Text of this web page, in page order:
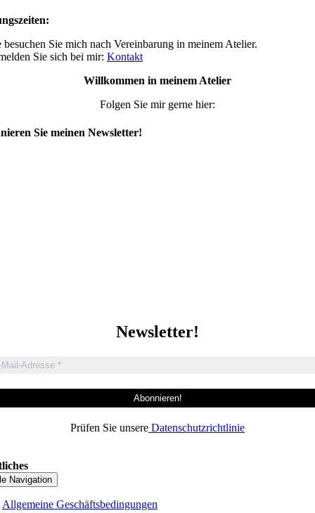
besuchen Sie mich nach Vereinbarung in meinem Atelier.
Sie sich bei mir: Kontakt
Willkommen in meinem Atelier
Folgen Sie mir gerne hier:
Sie meinen Newsletter!
Newsletter!
Prüfen Sie unsere Datenschutzrichtlinie
Navigation
Allgemeine Geschäftsbedingungen